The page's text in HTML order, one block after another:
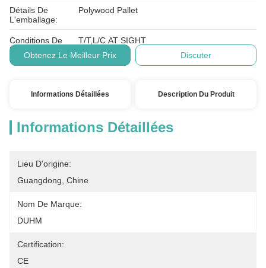
Détails De
L'emballage:
Polywood Pallet
Conditions De
Paiement:
T/T,L/C AT SIGHT
Obtenez Le Meilleur Prix
Discuter
Informations Détaillées Description Du Produit
Informations Détaillées
Lieu D'origine:
Guangdong, Chine
Nom De Marque:
DUHM
Certification:
CE